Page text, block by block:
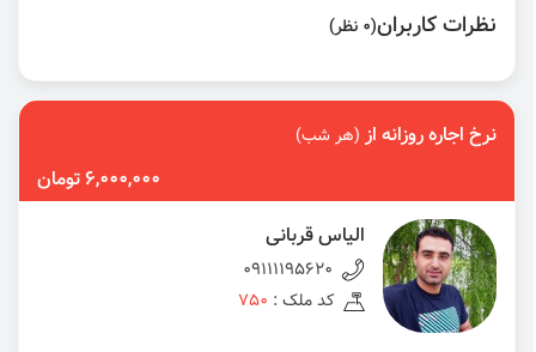
نظرات کاربران(0 نظر)
نرخ اجاره روزانه از(هر شب)
6,000,000 تومان
الیاس قربانی
09111195620
کد ملک : 750